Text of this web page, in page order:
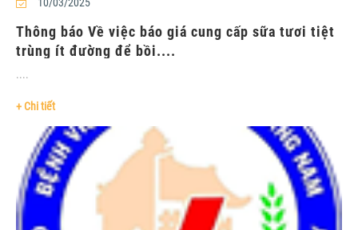
Thông báo Về việc báo giá cung cấp sữa tươi tiệt
trùng ít đường để bồi....
....
+ Chi tiết